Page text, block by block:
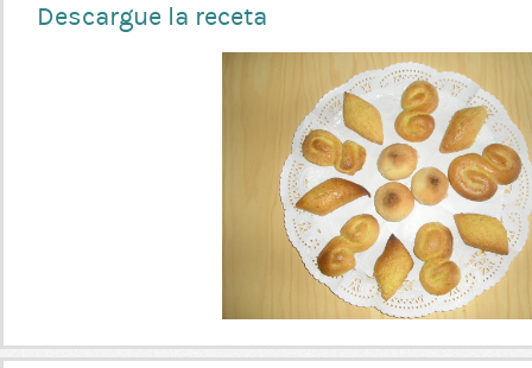
Descargue la receta